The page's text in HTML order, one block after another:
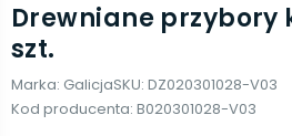
Drewniane przybory
szt.
Marka: GalicjaSKU: DZ020301028-V03
Kod producenta: B020301028-V03